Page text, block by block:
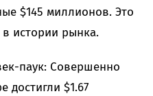
$145 миллионов. Это
в истории рынка.
паук: Совершенно
достигли $1.67